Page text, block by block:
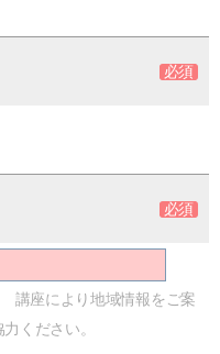
講座により地域情報をご案
ください。